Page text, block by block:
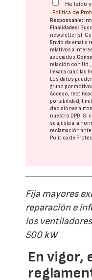
He leído
Política de
Responsable:
Finalidades:
newsletter(s).
Envío de emails
relativos a
asociados.
relación con
llevar a cabo
Los datos
grupo por
Acceso,
portabilidad,
decisiones
nuestro DPD. Si
se ajusta a la
reclamación
Política de
Fija mayores
reparación e
los
500 kW
En vigor,